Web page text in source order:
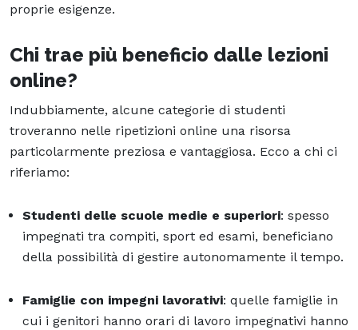
proprie esigenze.
Chi trae più beneficio dalle lezioni
online?
Indubbiamente, alcune categorie di studenti
troveranno nelle ripetizioni online una risorsa
particolarmente preziosa e vantaggiosa. Ecco a chi ci
riferiamo:
Studenti delle scuole medie e superiori: spesso
impegnati tra compiti, sport ed esami, beneficiano
della possibilità di gestire autonomamente il tempo.
Famiglie con impegni lavorativi: quelle famiglie in
cui i genitori hanno orari di lavoro impegnativi hanno